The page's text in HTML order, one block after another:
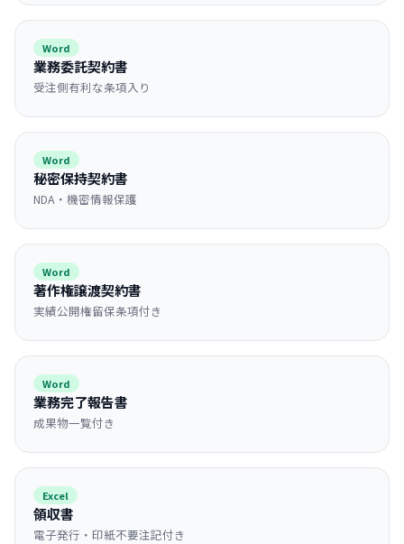
Word
業務委託契約書
受注側有利な条項入り
Word
秘密保持契約書
NDA・機密情報保護
Word
著作権譲渡契約書
実績公開権留保条項付き
Word
業務完了報告書
成果物一覧付き
Excel
領収書
電子発行・印紙不要注記付き